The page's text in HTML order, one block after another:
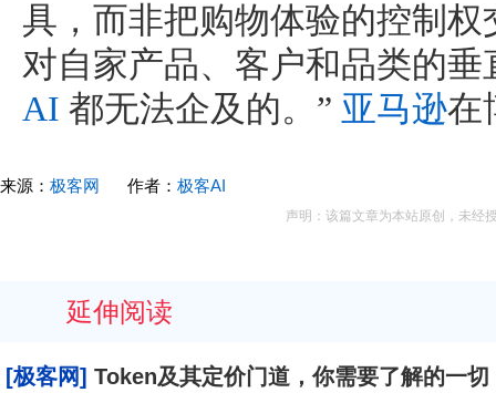
具，而非把购物体验的控制
对自家产品、客户和品类的
AI 都无法企及的。” 亚马逊在
来源： 极客网 作者： 极客AI
声明：该篇文章为本站原创，未经
延伸阅读
[极客网] Token及其定价门道，你需要了解的一切